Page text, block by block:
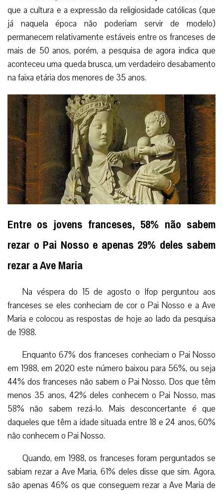
que a cultura e a expressão da religiosidade católicas (que
já naquela época não poderiam servir de modelo)
permanecem relativamente estáveis entre os franceses de
mais de 50 anos, porém, a pesquisa de agora indica que
aconteceu uma queda brusca, um verdadeiro desabamento
na faixa etária dos menores de 35 anos.
Entre os jovens franceses, 58% não sabem
rezar o Pai Nosso e apenas 29% deles sabem
rezar a Ave Maria
Na véspera do 15 de agosto o Ifop perguntou aos
franceses se eles conheciam de cor o Pai Nosso e a Ave
Maria e colocou as respostas de hoje ao lado da pesquisa
de 1988.
Enquanto 67% dos franceses conheciam o Pai Nosso
em 1988, em 2020 este número baixou para 56%, ou seja
44% dos franceses não sabem o Pai Nosso. Dos que têm
menos 35 anos, 42% deles conhecem o Pai Nosso, mas
58% não sabem rezá-lo. Mais desconcertante é que
daqueles que têm a idade situada entre 18 e 24 anos, 60%
não conhecem o Pai Nosso.
Quando, em 1988, os franceses foram perguntados se
sabiam rezar a Ave Maria, 61% deles disse que sim. Agora,
são apenas 46% os que conseguem rezar a Ave Maria de